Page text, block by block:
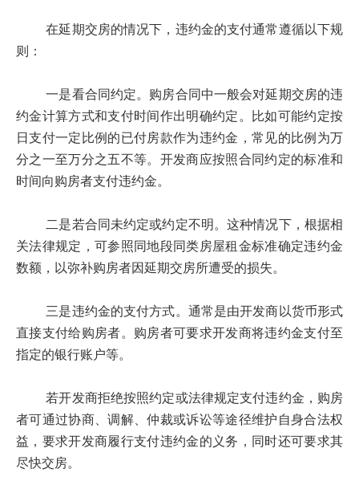
在延期交房的情况下，违约金的支付通常遵循以下规
则：
一是看合同约定。购房合同中一般会对延期交房的违
约金计算方式和支付时间作出明确约定。比如可能约定按
日支付一定比例的已付房款作为违约金，常见的比例为万
分之一至万分之五不等。开发商应按照合同约定的标准和
时间向购房者支付违约金。
二是若合同未约定或约定不明。这种情况下，根据相
关法律规定，可参照同地段同类房屋租金标准确定违约金
数额，以弥补购房者因延期交房所遭受的损失。
三是违约金的支付方式。通常是由开发商以货币形式
直接支付给购房者。购房者可要求开发商将违约金支付至
指定的银行账户等。
若开发商拒绝按照约定或法律规定支付违约金，购房
者可通过协商、调解、仲裁或诉讼等途径维护自身合法权
益，要求开发商履行支付违约金的义务，同时还可要求其
尽快交房。